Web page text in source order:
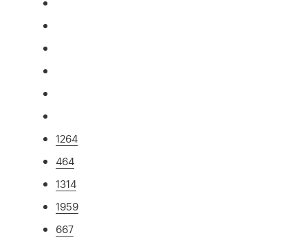
1264
464
1314
1959
667